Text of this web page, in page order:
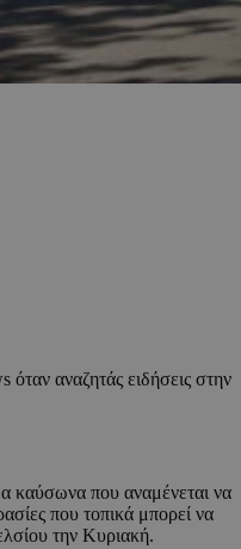
αναζητάς ειδήσεις στην
καύσωνα που αναμένεται να
που τοπικά μπορεί να
την Κυριακή.